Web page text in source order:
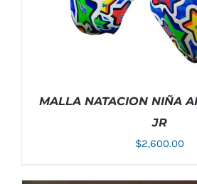
MALLA NATACION NIÑA
JR
$2,600.00